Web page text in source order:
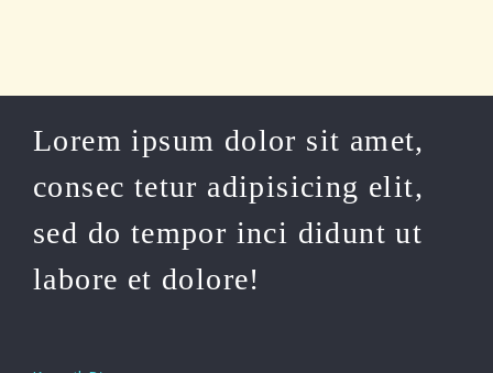
Lorem ipsum dolor sit amet,
consec tetur adipisicing elit,
sed do tempor inci didunt ut
labore et dolore!